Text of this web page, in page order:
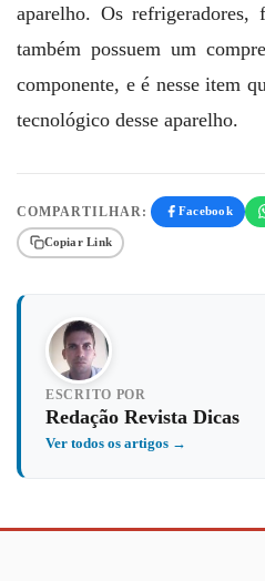
aparelho. Os refrigeradores,
também possuem um
componente, e é nesse item
tecnológico desse aparelho.
COMPARTILHAR: Facebook
Copiar Link
ESCRITO POR
Redação Revista Dicas
Ver todos os artigos →